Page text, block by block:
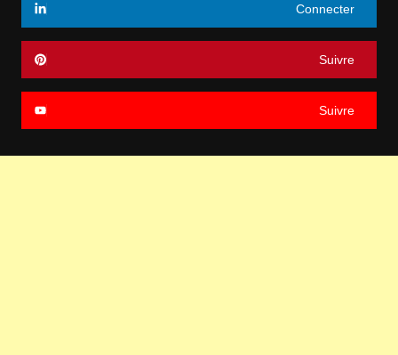
Connecter
Suivre
Suivre